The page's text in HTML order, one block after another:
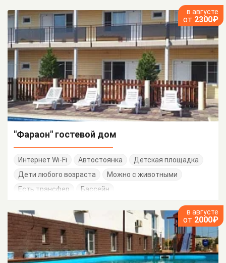
в августе
от 2300₽
"Фараон" гостевой дом
Интернет Wi-Fi Автостоянка
Детская площадка
Дети любого возраста
Можно с животными
Есть трансфер
Бассейн
в августе
от 2000₽